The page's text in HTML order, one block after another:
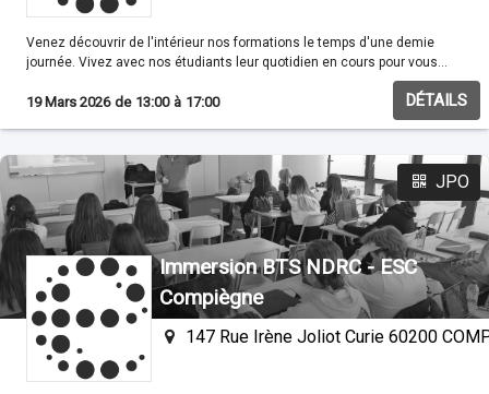
Venez découvrir de l'intérieur nos formations le temps d'une demie
journée. Vivez avec nos étudiants leur quotidien en cours pour vous
19 Mars 2026 de 13:00 à 17:00 DÉTAILS
JPO
Immersion BTS NDRC - ESC
Compiègne
147 Rue Irène Joliot Curie 60200